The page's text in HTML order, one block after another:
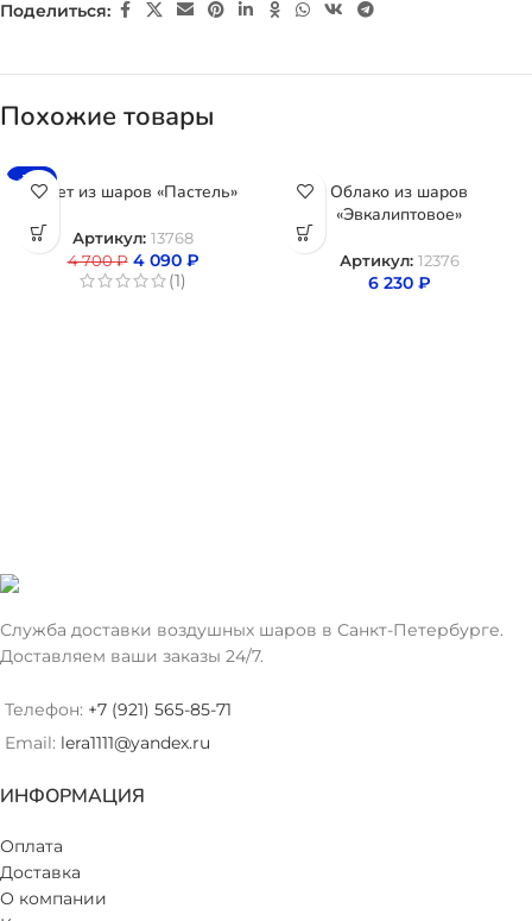
Поделиться:
Похожие товары
-13%
Букет из шаров «Пастель»
Артикул: 13768
4 700₽ 4 090 ₽
(1)
Облако из шаров
«Эвкалиптовое»
Артикул: 12376
6 230 ₽
Служба доставки воздушных шаров в Санкт-Петербурге.
Доставляем ваши заказы 24/7.
Телефон: +7 (921) 565-85-71
Email: lera1111@yandex.ru
ИНФОРМАЦИЯ
Оплата
Доставка
О компании